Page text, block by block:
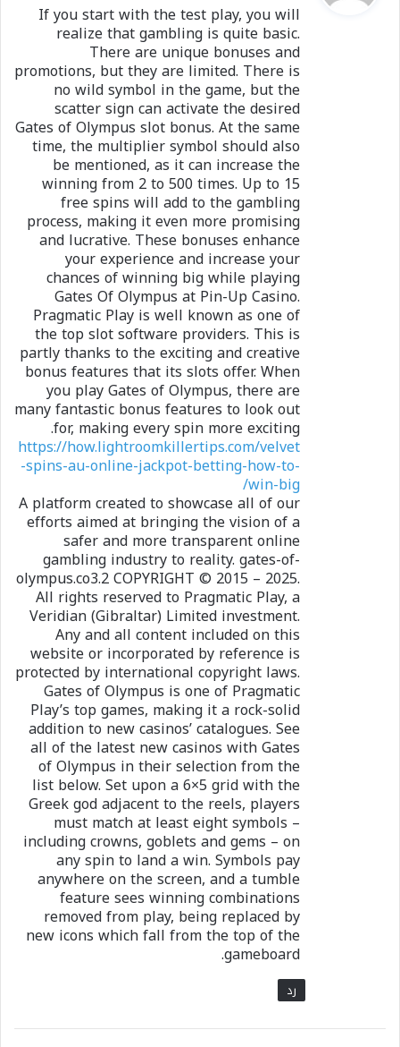
ل
If you start with the test play, you will
realize that gambling is quite basic.
There are unique bonuses and
promotions, but they are limited. There is
no wild symbol in the game, but the
scatter sign can activate the desired
Gates of Olympus slot bonus. At the same
time, the multiplier symbol should also
be mentioned, as it can increase the
winning from 2 to 500 times. Up to 15
free spins will add to the gambling
process, making it even more promising
and lucrative. These bonuses enhance
your experience and increase your
chances of winning big while playing
Gates Of Olympus at Pin-Up Casino.
Pragmatic Play is well known as one of
the top slot software providers. This is
partly thanks to the exciting and creative
bonus features that its slots offer. When
you play Gates of Olympus, there are
many fantastic bonus features to look out
for, making every spin more exciting.
https://how.lightroomkillertips.com/velvet
-spins-au-online-jackpot-betting-how-to-
win-big/
A platform created to showcase all of our
efforts aimed at bringing the vision of a
safer and more transparent online
gambling industry to reality. gates-of-
olympus.co3.2 COPYRIGHT © 2015 – 2025.
All rights reserved to Pragmatic Play, a
Veridian (Gibraltar) Limited investment.
Any and all content included on this
website or incorporated by reference is
protected by international copyright laws.
Gates of Olympus is one of Pragmatic
Play’s top games, making it a rock-solid
addition to new casinos’ catalogues. See
all of the latest new casinos with Gates
of Olympus in their selection from the
list below. Set upon a 6×5 grid with the
Greek god adjacent to the reels, players
must match at least eight symbols –
including crowns, goblets and gems – on
any spin to land a win. Symbols pay
anywhere on the screen, and a tumble
feature sees winning combinations
removed from play, being replaced by
new icons which fall from the top of the
gameboard.
رد